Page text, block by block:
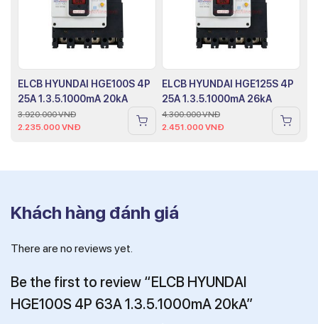
ELCB HYUNDAI HGE100S 4P
25A 1.3.5.1000mA 20kA
3.920.000VNĐ
2.235.000 VNĐ
ELCB HYUNDAI HGE125S 4P
25A 1.3.5.1000mA 26kA
4.300.000VNĐ
2.451.000 VNĐ
Khách hàng đánh giá
There are no reviews yet.
Be the first to review “ELCB HYUNDAI
HGE100S 4P 63A 1.3.5.1000mA 20kA”